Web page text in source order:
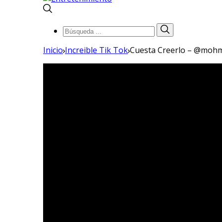
Búsqueda
de:
Inicio Increible Tik TokCuesta Creerlo –